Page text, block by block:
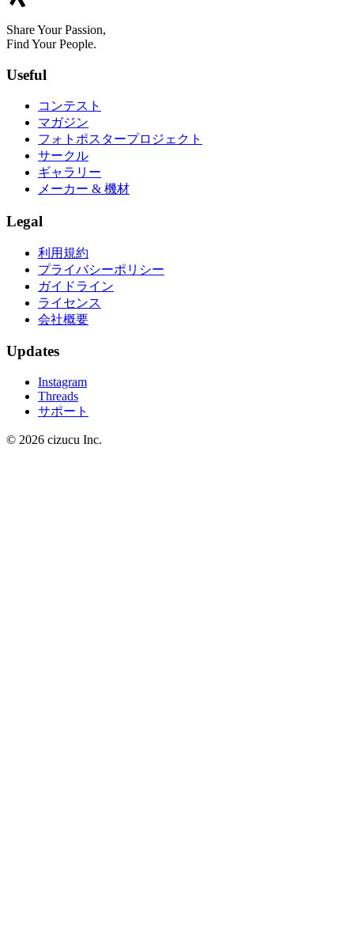
Share Your Passion,
Find Your People.
Useful
コンテスト
マガジン
フォトポスタープロジェクト
サークル
ギャラリー
メーカー & 機材
Legal
利用規約
プライバシーポリシー
ガイドライン
ライセンス
会社概要
Updates
Instagram
Threads
サポート
© 2026 cizucu Inc.